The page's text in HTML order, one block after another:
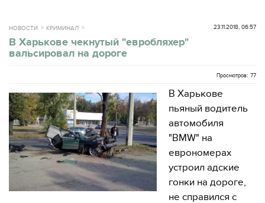
НОВОСТИ КРИМИНАЛ 23.11.2018, 06:57
В Харькове чекнутый "евробляхер"
вальсировал на дороге
Просмотров: 77
В Харькове
пьяный водитель
автомобиля
"BMW" на
еврономерах
устроил адские
гонки на дороге,
не справился с